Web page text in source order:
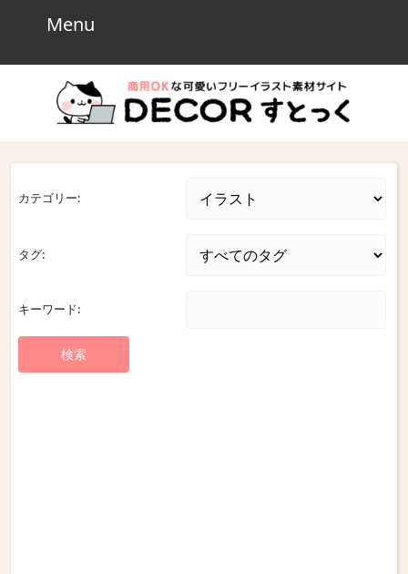
Menu
カテゴリー:
タグ:
キーワード: